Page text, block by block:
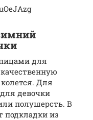
для
Для
девочки
полушерсть. В
подкладки из